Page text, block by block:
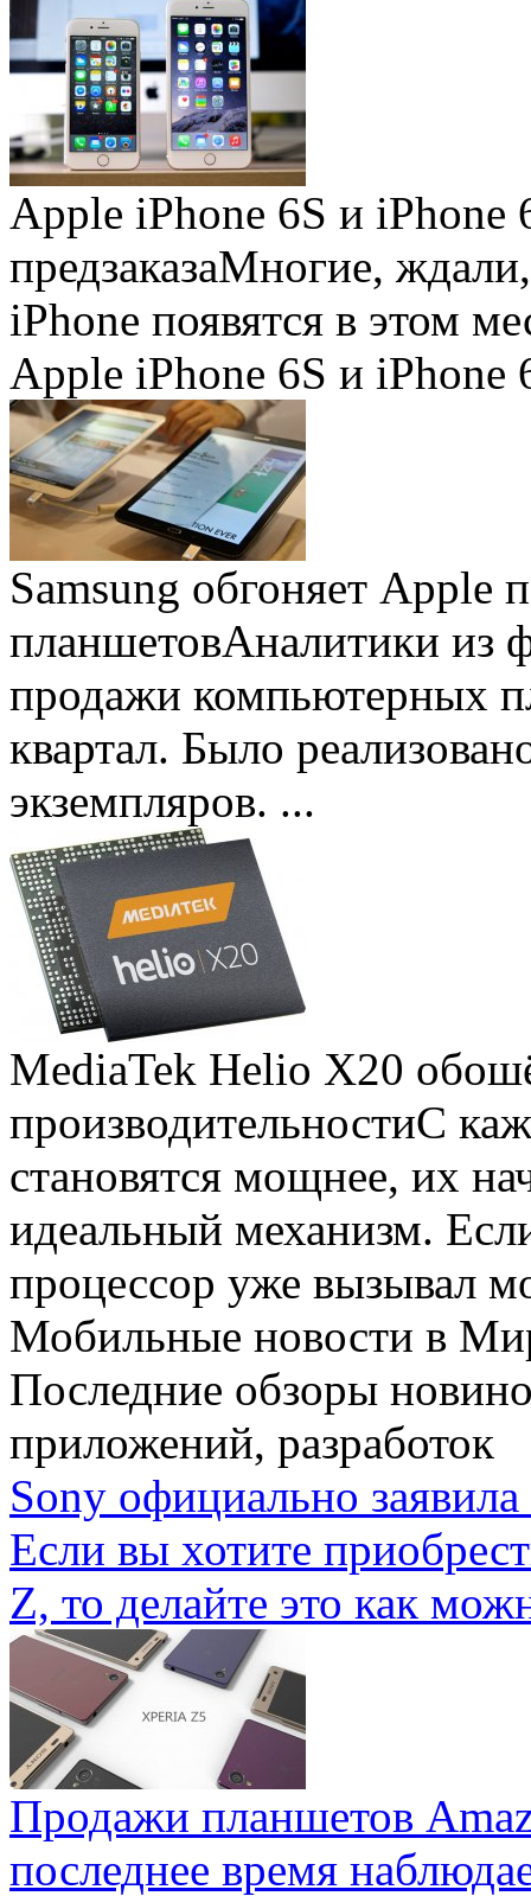
Apple iPhone 6S и iPhone
предзаказаМногие, ждали,
iPhone появятся в этом
Apple iPhone 6S и iPhone
Samsung обгоняет Apple
планшетовАналитики из
продажи компьютерных
квартал. Было
экземпляров. ...
MediaTek Helio X20
производительностиС
становятся мощнее, их
идеальный механизм.
процессор уже вызывал
Мобильные новости в
Последние обзоры
приложений, разработок
Sony официально
Если вы хотите
Z, то делайте это как
Продажи планшетов
последнее время